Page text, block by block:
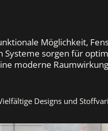
Möglichkeit,
Systeme sorgen für
moderne
Designs und